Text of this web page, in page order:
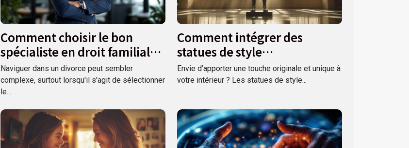
Comment choisir le bon
spécialiste en droit familial
pour votre divorce ?
Naviguer dans un divorce peut sembler
complexe, surtout lorsqu'il s'agit de sélectionner
le...
Comment intégrer des
statues de style
cinématographique dans
votre déco ?
Envie d’apporter une touche originale et unique à
votre intérieur ? Les statues de style...